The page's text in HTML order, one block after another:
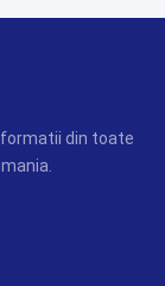
din toate